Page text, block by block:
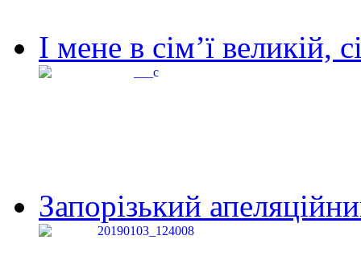
І мене в сім’ї великій,
Запорізький